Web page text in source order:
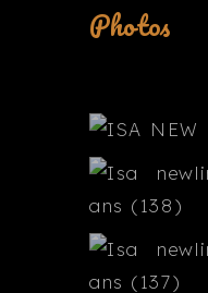
Photos